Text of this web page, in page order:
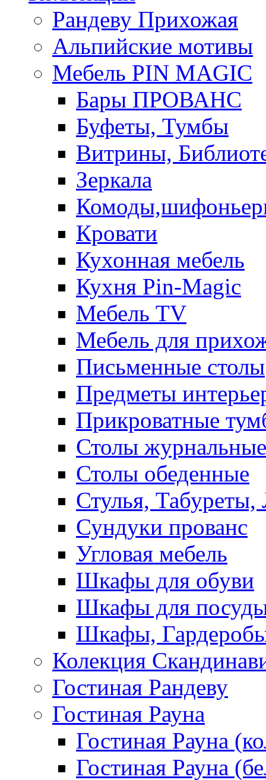
Рандеву Прихожая
Альпийские мотивы
Мебель PIN MAGIС
Бары ПРОВАНС
Буфеты, Тумбы
Витрины,
Зеркала
Кровати
Кухонная мебель
Кухня Pin-Magic
Мебель TV
Мебель для
Письменные столы
Предметы
Прикроватные
Столы журнальные
Столы обеденные
Стулья, Табуреты,
Сундуки прованс
Угловая мебель
Шкафы для обуви
Шкафы для
Шкафы,
Колекция
Гостиная Рандеву
Гостиная Рауна
Гостиная Рауна
Гостиная Рауна